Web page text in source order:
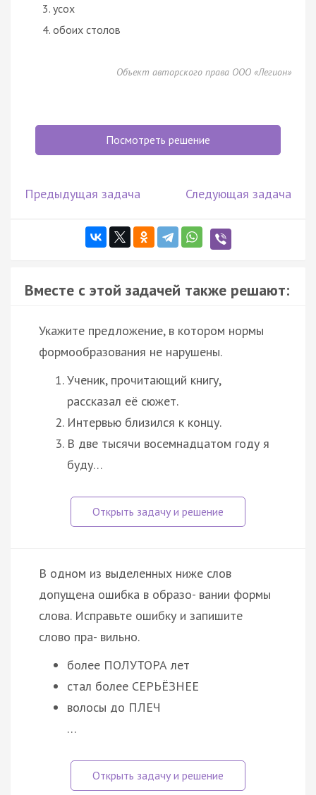
усох
обоих столов
Объект авторского права ООО «Легион»
Посмотреть решение
Предыдущая задача Следующая задача
Вместе с этой задачей также решают:
Укажите предложение, в котором нормы
формообразования не нарушены.
Ученик, прочитающий книгу,
рассказал её сюжет.
Интервью близился к концу.
В две тысячи восемнадцатом году я
буду…
В одном из выделенных ниже слов
допущена ошибка в образо- вании формы
слова. Исправьте ошибку и запишите
слово пра- вильно.
более ПОЛУТОРА лет
стал более СЕРЬЁЗНЕЕ
волосы до ПЛЕЧ
…